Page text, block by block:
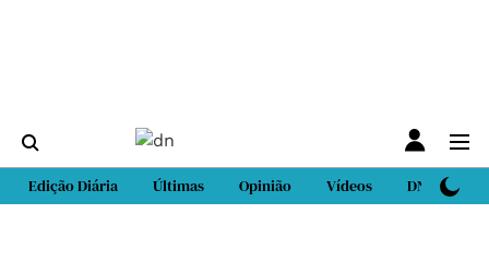
Edição Diária Últimas Opinião Vídeos DN Sport